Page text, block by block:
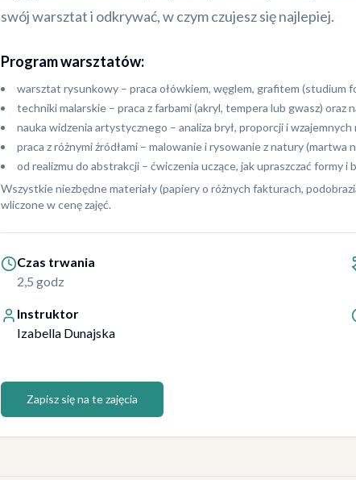
swój warsztat i odkrywać, w czym czujesz się najlepiej.
Program warsztatów:
warsztat rysunkowy – praca ołówkiem, węglem, grafitem (studium
techniki malarskie – praca z farbami (akryl, tempera lub gwasz) oraz
nauka widzenia artystycznego – analiza brył, proporcji i
praca z różnymi źródłami – malowanie i rysowanie z natury (martwa
od realizmu do abstrakcji – ćwiczenia uczące, jak upraszczać formy i
Wszystkie niezbędne materiały (papiery o różnych fakturach,
wliczone w cenę zajęć.
Czas trwania
2,5 godz
Instruktor
Izabella Dunajska
Zapisz się na te zajęcia